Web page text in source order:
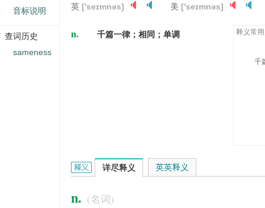
英 ['seɪmnəs] 美 ['seɪmnəs]
n. 千篇一律；相同；单调 释义常
千
sameness的英文翻译是什么意思，词典释义与在线
详尽释义
n. (名词)
英英释义
音标说明
查词历史
sameness